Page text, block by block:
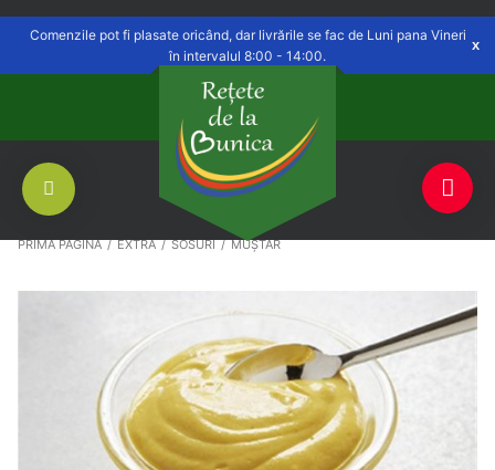
Delivery toSăvinești, NT Switch Open
Comenzile pot fi plasate oricând, dar livrările se fac de Luni pana Vineri
în intervalul 8:00 - 14:00.
PRIMA PAGINĂ / EXTRA / SOSURI /MUȘTAR